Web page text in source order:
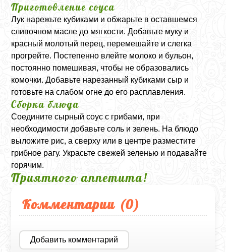
Приготовление соуса
Лук нарежьте кубиками и обжарьте в оставшемся
сливочном масле до мягкости. Добавьте муку и
красный молотый перец, перемешайте и слегка
прогрейте. Постепенно влейте молоко и бульон,
постоянно помешивая, чтобы не образовались
комочки. Добавьте нарезанный кубиками сыр и
готовьте на слабом огне до его расплавления.
Сборка блюда
Соедините сырный соус с грибами, при
необходимости добавьте соль и зелень. На блюдо
выложите рис, а сверху или в центре разместите
грибное рагу. Украсьте свежей зеленью и подавайте
горячим.
Приятного аппетита!
Комментарии (0)
Добавить комментарий